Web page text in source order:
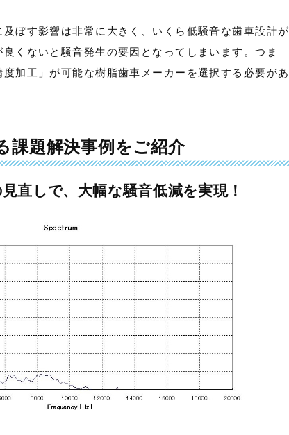
ぼす影響は非常に大きく、いくら低騒音な歯車設計が
くないと騒音発生の要因となってしまいます。つま
加工」が可能な樹脂歯車メーカーを選択する必要があ
課題解決事例をご紹介
直しで、大幅な騒音低減を実現！